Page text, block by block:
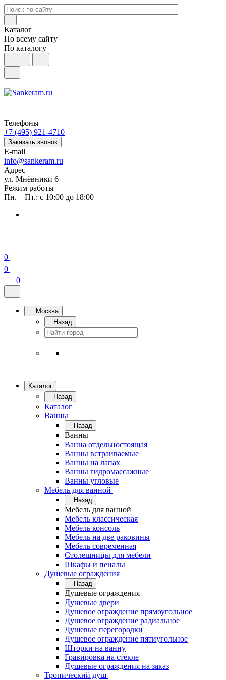
Каталог
По всему сайту
По каталогу
Телефоны
+7 (495) 921-4710
Заказать звонок
E-mail
info@sankeram.ru
Адрес
ул. Мнёвники 6
Режим работы
Пн. – Пт.: с 10:00 до 18:00
0
0
0
Москва
Назад
Каталог
Назад
Каталог
Ванны
Назад
Ванны
Ванна отдельностоящая
Ванны встраиваемые
Ванны на лапах
Ванны гидромассажные
Ванны угловые
Мебель для ванной
Назад
Мебель для ванной
Мебель классическая
Мебель консоль
Мебель на две раковины
Мебель современная
Столешницы для мебели
Шкафы и пеналы
Душевые ограждения
Назад
Душевые ограждения
Душевые двери
Душевое ограждение прямоугольное
Душевое ограждение радиальное
Душевые перегородки
Душевое ограждение пятиугольное
Шторки на ванну
Гравировка на стекле
Душевые ограждения на заказ
Тропический душ